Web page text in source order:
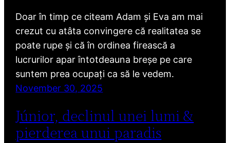
Doar în timp ce citeam Adam și Eva am mai
crezut cu atâta convingere că realitatea se
poate rupe și că în ordinea firească a
lucrurilor apar întotdeauna breșe pe care
suntem prea ocupați ca să le vedem.
November 30, 2025
Júnior, declinul unei lumi &
pierderea unui paradis